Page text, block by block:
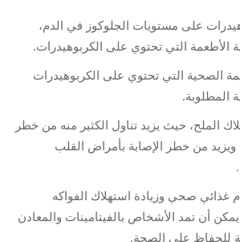
على مستويات الجلوكوز في الدم،
الأطعمة التي تحتوي على الكربوهيدرات.
الصحية التي تحتوي على الكربوهيدرات
المطلوبة.
الملح، حيث يزيد تناول الكثير منه من خطر
من خطر الإصابة بأمراض القلب
غذائي صحي وزيادة استهلاك الفواكه
أن تمد الأشخاص بالفيتامينات والمعادن
للحفاظ على الصحة.